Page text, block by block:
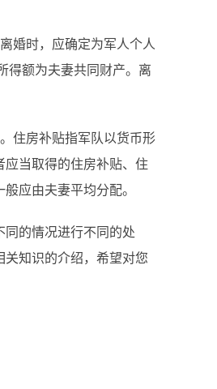
婚时，应确定为军人个人
得额为夫妻共同财产。离
住房补贴指军队以货币形
应当取得的住房补贴、住
应由夫妻平均分配。
的情况进行不同的处
知识的介绍，希望对您